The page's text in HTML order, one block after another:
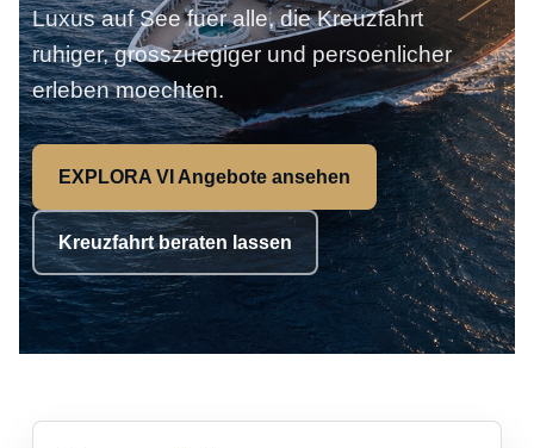
Luxus auf See fuer alle, die Kreuzfahrt
ruhiger, grosszuegiger und persoenlicher
erleben moechten.
EXPLORA VI Angebote ansehen
Kreuzfahrt beraten lassen